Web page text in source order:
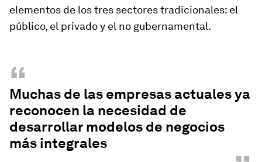
elementos de los tres sectores tradicionales: el
público, el privado y el no gubernamental.
“
Muchas de las empresas actuales ya
reconocen la necesidad de
desarrollar modelos de negocios
más integrales